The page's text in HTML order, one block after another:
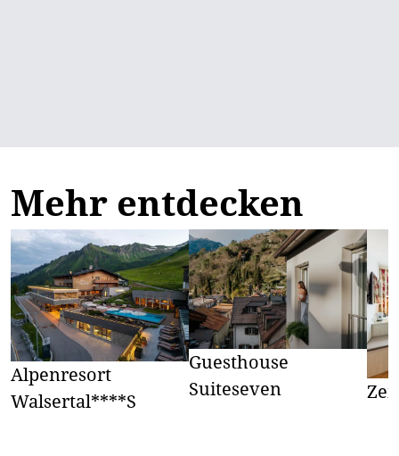
Mehr entdecken
Alpenresort
Walsertal****S
Guesthouse
Suiteseven